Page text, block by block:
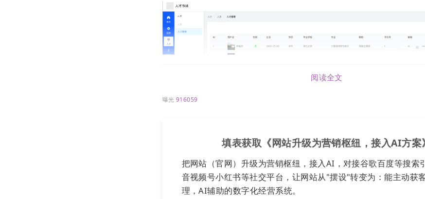
阅读全文
曝光 916059
填表获取《网站升级为营销枢纽，接入AI方案
把网站（官网）升级为营销枢纽，接入AI，对接谷歌百度等搜索
音视频号小红书等社交平台，让网站从"摆设"转变为：能主动获
理，AI辅助的数字化经营系统。